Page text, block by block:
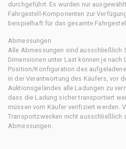
durchgeführt. Es wurden nur
Fahrgestell-Komponenten zur
beispielhaft für das gesamte
Abmessungen
Alle Abmessungen sind ausschließlich
Dimensionen unter Last können je
Position/Konfiguration des
in der Verantwortung des Käufers, vor
Auktionsgeländes alle Ladungen zu
dass die Ladung sicher transportiert
müssen vom Käufer verifiziert werden.
Transportzwecken nicht ausschließlich
Abmessungen.